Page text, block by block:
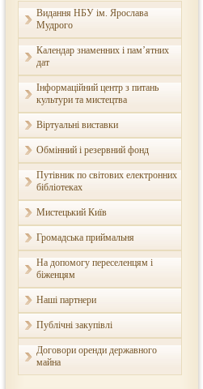
Видання НБУ ім. Ярослава
Мудрого
Календар знаменних і пам’ятних
дат
Інформаційний центр з питань
культури та мистецтва
Віртуальні виставки
Обмінний і резервний фонд
Путівник по світових електронних
бібліотеках
Мистецький Київ
Громадська приймальня
На допомогу переселенцям і
біженцям
Наші партнери
Публічні закупівлі
Договори оренди державного
майна